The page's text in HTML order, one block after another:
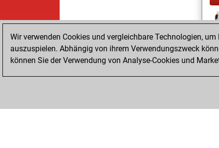
Wir verwenden Cookies und vergleichbare Technologien,
auszuspielen. Abhängig von ihrem Verwendungszweck
können Sie der Verwendung von Analyse-Cookies und